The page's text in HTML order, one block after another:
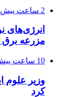
2 ساعت پیش
انرژی‌های
مزرعه‌ برق
10 ساعت پیش
وزیر علوم
کرد